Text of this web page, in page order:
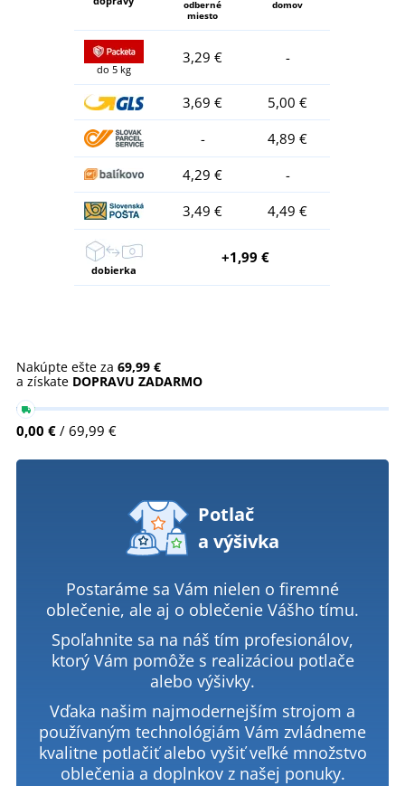
odberné
miesto
domov
do 5 kg
3,29 € -
3,69 €
5,00 €
-
4,89 €
4,29 €
-
3,49 €
4,49 €
dobierka
+1,99 €
Nakúpte ešte za 69,99 €
a získate DOPRAVU ZADARMO
0,00 € / 69,99 €
Potlač
a výšivka
Postaráme sa Vám nielen o firemné
oblečenie, ale aj o oblečenie Vášho tímu.
Spoľahnite sa na náš tím profesionálov,
ktorý Vám pomôže s realizáciou potlače
alebo výšivky.
Vďaka našim najmodernejším strojom a
používaným technológiám Vám zvládneme
kvalitne potlačiť alebo vyšiť veľké množstvo
oblečenia a doplnkov z našej ponuky.